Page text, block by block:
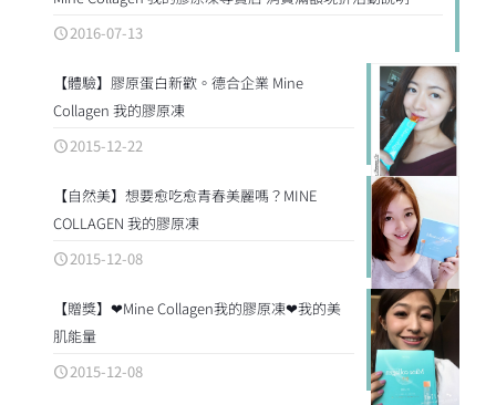
2016-07-13
【體驗】膠原蛋白新歡。德合企業 Mine
Collagen 我的膠原凍
2015-12-22
【自然美】想要愈吃愈青春美麗嗎？MINE
COLLAGEN 我的膠原凍
2015-12-08
【贈獎】❤Mine Collagen我的膠原凍❤我的美
肌能量
2015-12-08